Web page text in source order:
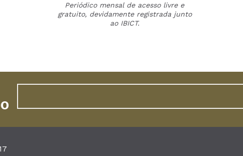
Periódico mensal de acesso livre e
gratuito, devidamente registrada junto
ao IBICT.